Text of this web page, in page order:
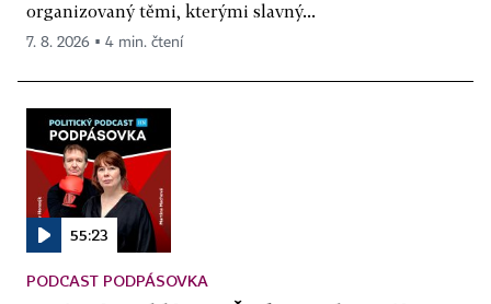
organizovaný těmi, kterými slavný...
7. 8. 2026 ▪ 4 min. čtení
55:23
PODCAST PODPÁSOVKA